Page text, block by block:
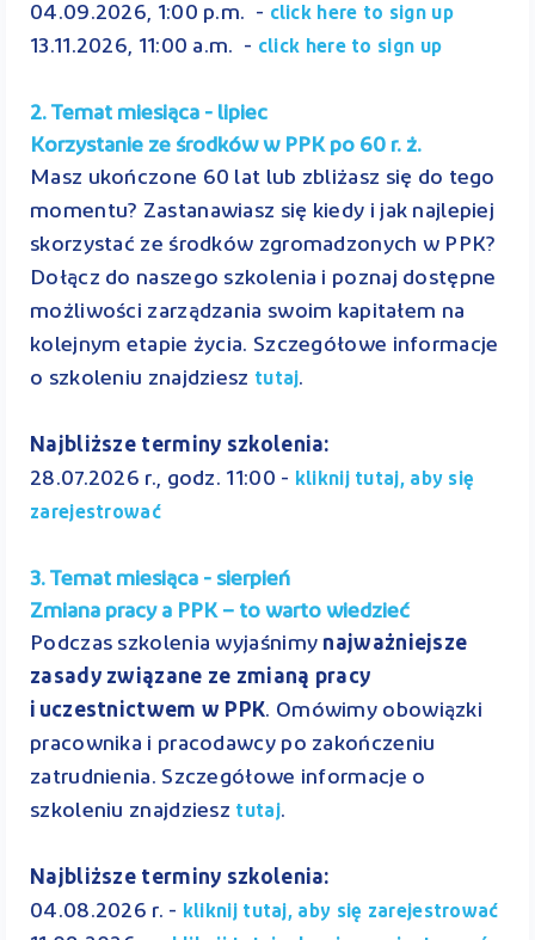
04.09.2026, 1:00 p.m. - click here to sign up
13.11.2026, 11:00 a.m. - click here to sign up
2. Temat miesiąca - lipiec
Korzystanie ze środków w PPK po 60 r. ż.
Masz ukończone 60 lat lub zbliżasz się do tego
momentu? Zastanawiasz się kiedy i jak najlepiej
skorzystać ze środków zgromadzonych w PPK?
Dołącz do naszego szkolenia i poznaj dostępne
możliwości zarządzania swoim kapitałem na
kolejnym etapie życia. Szczegółowe informacje
o szkoleniu znajdziesz tutaj.
Najbliższe terminy szkolenia:
28.07.2026 r., godz. 11:00 - kliknij tutaj, aby się
zarejestrować
3. Temat miesiąca - sierpień
Zmiana pracy a PPK – to warto wiedzieć
Podczas szkolenia wyjaśnimy najważniejsze
zasady związane ze zmianą pracy
i uczestnictwem w PPK. Omówimy obowiązki
pracownika i pracodawcy po zakończeniu
zatrudnienia. Szczegółowe informacje o
szkoleniu znajdziesz tutaj.
Najbliższe terminy szkolenia:
04.08.2026 r. - kliknij tutaj, aby się zarejestrować